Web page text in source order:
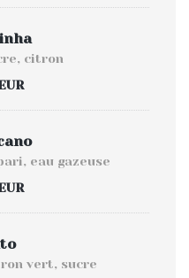
citron
eau gazeuse
vert, sucre